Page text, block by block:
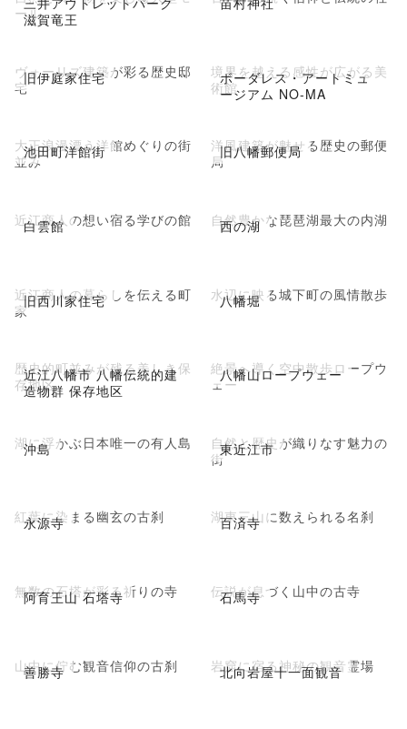
滋賀竜王
ール
旧伊庭家住宅
ヴォーリズ建築が彩る歴史邸
宅
ボーダレス・アートミュ
ージアム NO-MA
境界を越える感性が広がる美
術館
池田町洋館街
大正浪漫漂う洋館めぐりの街
並み
旧八幡郵便局
洋風建築が魅せる歴史の郵便
局
白雲館
近江商人の想い宿る学びの館 西の湖
自然豊かな琵琶湖最大の内湖
旧西川家住宅
近江商人の暮らしを伝える町
家
八幡堀
水辺に映る城下町の風情散歩
近江八幡市 八幡伝統的建
造物群 保存地区
歴史的町並みが残る美しき保
存地区
八幡山ロープウェー
絶景へ導く空中散歩ロープウ
ェー
沖島
湖に浮かぶ日本唯一の有人島 東近江市
自然と歴史が織りなす魅力の
街
永源寺
紅葉に染まる幽玄の古刹 百済寺
湖東三山に数えられる名刹
阿育王山 石塔寺
無数の石塔が彩る祈りの寺 石馬寺
伝説が息づく山中の古寺
善勝寺
山中に佇む観音信仰の古刹 北向岩屋十一面観音
岩窟に宿る神秘の観音霊場